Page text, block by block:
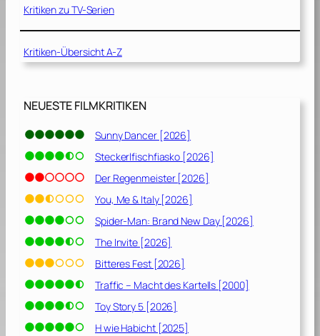
Kritiken zu TV-Serien
Kritiken-Übersicht A-Z
NEUESTE FILMKRITIKEN
Sunny Dancer [2026]
Steckerlfischfiasko [2026]
Der Regenmeister [2026]
You, Me & Italy [2026]
Spider-Man: Brand New Day [2026]
The Invite [2026]
Bitteres Fest [2026]
Traffic – Macht des Kartells [2000]
Toy Story 5 [2026]
H wie Habicht [2025]